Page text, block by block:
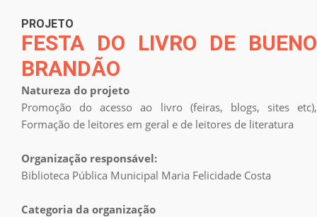
Sobre IPL
Como funciona a
plataforma
Mapeamento de
Projetos
Prêmio IPL
PROJETO
FESTA DO LIVRO DE BUENO
BRANDÃO
Natureza do projeto
Promoção do acesso ao livro (feiras, blogs, sites etc),
Formação de leitores em geral e de leitores de literatura
Organização responsável:
Biblioteca Pública Municipal Maria Felicidade Costa
Categoria da organização